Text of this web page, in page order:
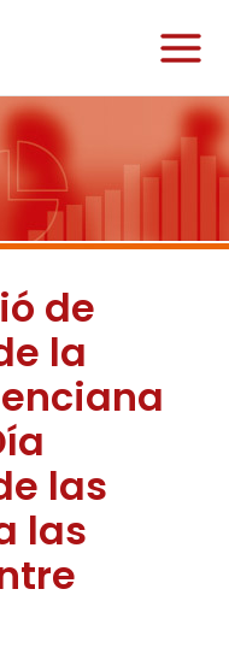
de
la
las
las